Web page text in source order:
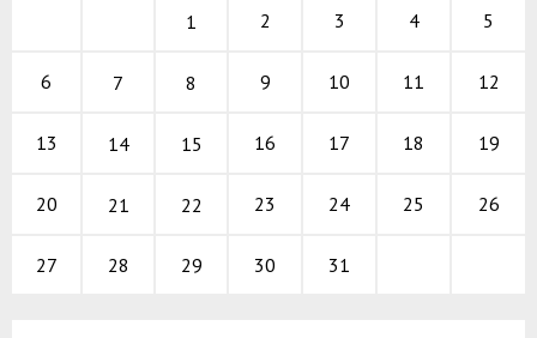
1 2 3 4 5
6 7 8 9 10 11 12
13 14 15 16 17 18 19
20 21 22 23 24 25 26
27 28 29 30 31